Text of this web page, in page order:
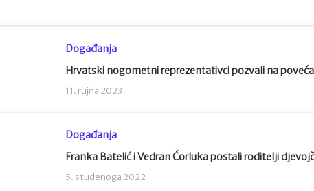
Događanja
Hrvatski nogometni reprezentativci pozvali na
11. rujna 2023
Događanja
Franka Batelić i Vedran Ćorluka postali roditelji
5. studenoga 2022